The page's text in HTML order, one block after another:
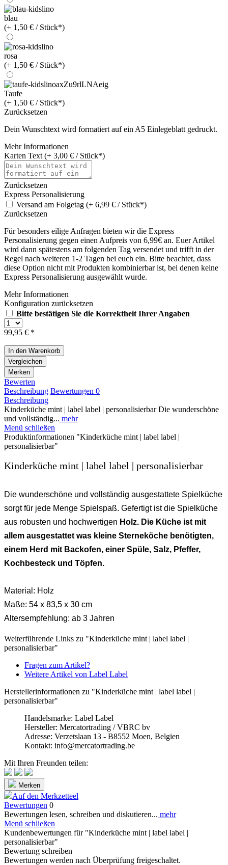
blau
(+ 1,50 € / Stück*)
rosa
(+ 1,50 € / Stück*)
Taufe
(+ 1,50 € / Stück*)
Zurücksetzen
Dein Wunschtext wird formatiert auf ein A5 Einlegeblatt gedruckt.
Mehr Informationen
Karten Text (+ 3,00 € / Stück*)
Zurücksetzen
Express Personalisierung
Versand am Folgetag (+ 6,99 € / Stück*)
Zurücksetzen
Für besonders eilige Anfragen bieten wir die Express
Personalisierung gegen einen Aufpreis von 6,99€ an. Euer Artikel
wird dann spätestens am folgenden Tag versendet und trifft in der
Regel nach weiteren 1-2 Tagen bei euch ein. Bitte beachtet, dass
diese Option nicht mit Produkten kombinierbar ist, bei denen keine
Express Personalisierung ausgewählt wurde.
Mehr Informationen
Konfiguration zurücksetzen
Bitte bestätigen Sie die Korrektheit Ihrer Angaben
99,95 € *
In den Warenkorb
Vergleichen
Merken
Bewerten
Beschreibung Bewertungen 0
Beschreibung
Kinderküche mint | label label | personalisierbar Die wunderschöne
und vollständig... mehr
Menü schließen
Produktinformationen "Kinderküche mint | label label |
personalisierbar"
Kinderküche mint | label label | personalisierbar
Die wunderschöne und vollständig ausgestattete Spielküche
sorgt für jede Menge Spielspaß. Gefertigt ist die Spielküche
aus robusten und hochwertigen Holz. Die Küche ist mit
allem ausgestattet was kleine Sterneköche benötigten,
einem Herd mit Backofen, einer Spüle, Salz, Pfeffer,
Kochbesteck und Töpfen.
Material: Holz
Maße: 54 x 83,5 x 30 cm
Altersempfehlung: ab 3 Jahren
Weiterführende Links zu "Kinderküche mint | label label |
personalisierbar"
Fragen zum Artikel?
Weitere Artikel von Label Label
Herstellerinformationen zu "Kinderküche mint | label label |
personalisierbar"
Handelsmarke: Label Label
Hersteller: Mercatortrading / VBRC bv
Adresse: Verzetslaan 13 - B8552 Moen, Belgien
Kontakt: info@mercatortrading.be
Mit Ihren Freunden teilen:
Merken
Auf den Merkzetteel
Bewertungen 0
Bewertungen lesen, schreiben und diskutieren... mehr
Menü schließen
Kundenbewertungen für "Kinderküche mint | label label |
personalisierbar"
Bewertung schreiben
Bewertungen werden nach Überprüfung freigeschaltet.